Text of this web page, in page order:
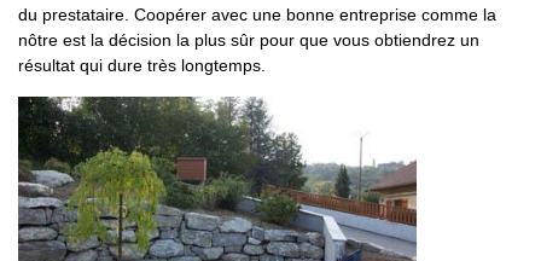
du prestataire. Coopérer avec une bonne entreprise comme la
nôtre est la décision la plus sûr pour que vous obtiendrez un
résultat qui dure très longtemps.